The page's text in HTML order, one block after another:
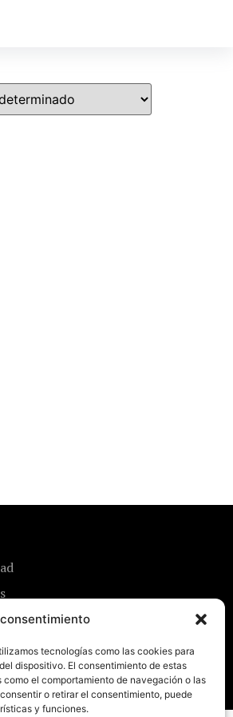
tecnologías como las cookies para
dispositivo. El consentimiento de estas
el comportamiento de navegación o las
o retirar el consentimiento, puede
y funciones.